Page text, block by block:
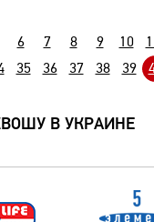
6 7 8 9 10
35 36 37 38 39
В УКРАИНЕ